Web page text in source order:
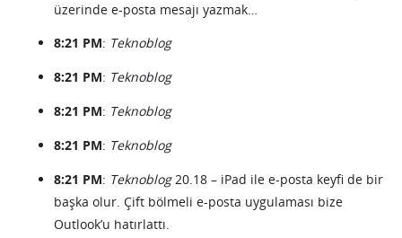
üzerinde e-posta mesajı yazmak…
8:21 PM: Teknoblog
8:21 PM: Teknoblog
8:21 PM: Teknoblog
8:21 PM: Teknoblog
8:21 PM: Teknoblog20.18 – iPad ile e-posta keyfi de bir
başka olur. Çift bölmeli e-posta uygulaması bize
Outlook’u hatırlattı.